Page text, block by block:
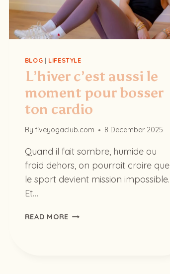
BLOG | LIFESTYLE
L’hiver c’est aussi le
moment pour bosser
ton cardio
By fiveyogaclub.com 8 December 2025
Quand il fait sombre, humide ou
froid dehors, on pourrait croire que
le sport devient mission impossible.
Et…
READ MORE L’HIVER